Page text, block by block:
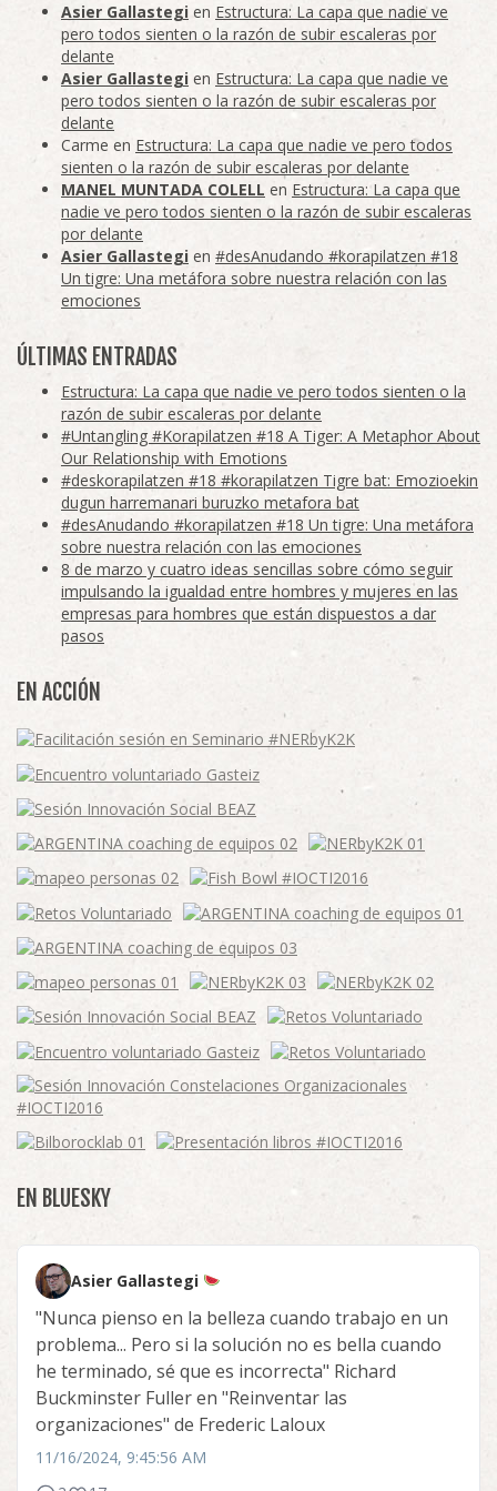
Asier Gallastegi en Estructura: La capa que nadie ve
pero todos sienten o la razón de subir escaleras por
delante
Asier Gallastegi en Estructura: La capa que nadie ve
pero todos sienten o la razón de subir escaleras por
delante
Carme en Estructura: La capa que nadie ve pero todos
sienten o la razón de subir escaleras por delante
MANEL MUNTADA COLELL en Estructura: La capa que
nadie ve pero todos sienten o la razón de subir escaleras
por delante
Asier Gallastegi en #desAnudando #korapilatzen #18
Un tigre: Una metáfora sobre nuestra relación con las
emociones
ÚLTIMAS ENTRADAS
Estructura: La capa que nadie ve pero todos sienten o la
razón de subir escaleras por delante
#Untangling #Korapilatzen #18 A Tiger: A Metaphor About
Our Relationship with Emotions
#deskorapilatzen #18 #korapilatzen Tigre bat: Emozioekin
dugun harremanari buruzko metafora bat
#desAnudando #korapilatzen #18 Un tigre: Una metáfora
sobre nuestra relación con las emociones
8 de marzo y cuatro ideas sencillas sobre cómo seguir
impulsando la igualdad entre hombres y mujeres en las
empresas para hombres que están dispuestos a dar
pasos
EN ACCIÓN
EN BLUESKY
Asier Gallastegi
"Nunca pienso en la belleza cuando trabajo en un
problema... Pero si la solución no es bella cuando
he terminado, sé que es incorrecta" Richard
Buckminster Fuller en "Reinventar las
organizaciones" de Frederic Laloux
11/16/2024, 9:45:56 AM